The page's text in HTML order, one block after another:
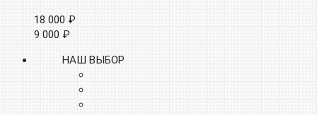
18 000 ₽
9 000 ₽
НАШ ВЫБОР